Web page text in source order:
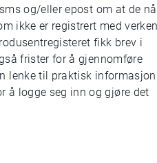
og/eller epost om at de nå
ikke er registrert med
fikk brev i
frister for å gjennomføre
lenke til praktisk informasjon
å logge seg inn og gjøre det